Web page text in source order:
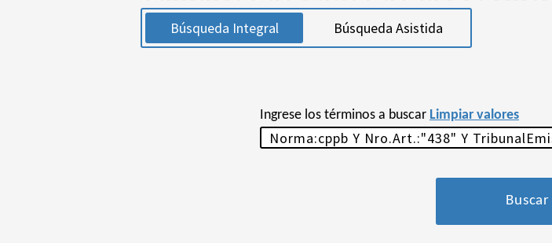
Búsqueda Integral Búsqueda Asistida
Ingrese los términos a buscar Limpiar valores